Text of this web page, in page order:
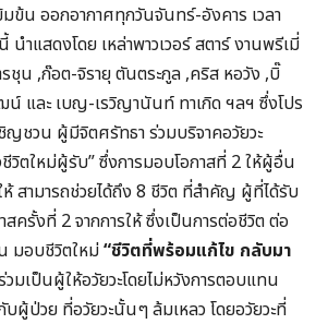
มข้น ออกอากาศทุกวันจันทร์-อังคาร เวลา
ำแสดงโดย เหล่าพาวเวอร์ สตาร์ งานพรีเมี่
ชุน ,ก๊อต-จิรายุ ตันตระกูล ,คริส หอวัง ,บิ๊
และ เบญ-เรวิญานันท์ ทาเกิด ฯลฯ ซึ่งโปร
ญชวน ผู้มีจิตศรัทธา ร่วมบริจาคอวัยวะ
วิตใหม่ผู้รับ” ซึ่งการมอบโอกาสที่ 2 ให้ผู้อื่น
สามารถช่วยได้ถึง 8 ชีวิต ที่สำคัญ ผู้ที่ได้รับ
สครั้งที่ 2 จากการให้ ซึ่งเป็นการต่อชีวิต ต่อ
มอบชีวิตใหม่“ชีวิตที่พร้อมแก้ไข กลับมา
วมเป็นผู้ให้อวัยวะโดยไม่หวังการตอบแทน
บผู้ป่วย ที่อวัยวะนั้นๆ ล้มเหลว โดยอวัยวะที่